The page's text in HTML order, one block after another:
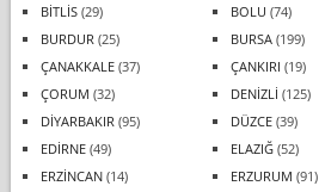
BİTLİS(29) BOLU (74)
BURDUR (25) BURSA(199)
ÇANAKKALE(37) ÇANKIRI (19)
ÇORUM (32) DENİZLİ (125)
DİYARBAKIR (95) DÜZCE(39)
EDİRNE(49) ELAZIĞ(52)
ERZİNCAN(14) ERZURUM (91)